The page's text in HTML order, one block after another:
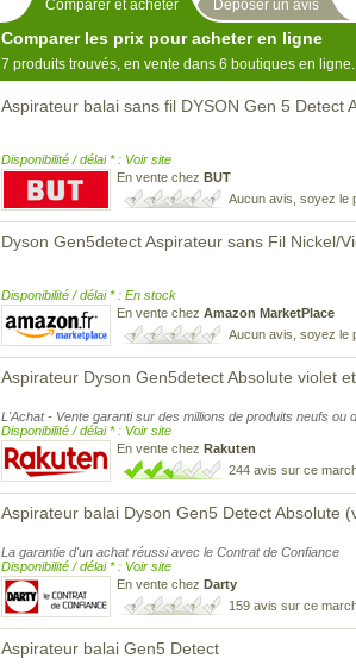
Comparer et acheter Déposer un avis
Comparer les prix pour acheter en ligne
7 produits trouvés, en vente dans 6 boutiques en ligne.
Aspirateur balai sans fil DYSON Gen 5 Detect
Disponibilité / délai * : Voir site
En vente chez BUT
Aucun avis, soyez le
Dyson Gen5detect Aspirateur sans Fil Nickel/
Disponibilité / délai * : En stock
En vente chez Amazon MarketPlace
Aucun avis, soyez le
Aspirateur Dyson Gen5detect Absolute violet
L'Achat - Vente garanti sur des millions de produits neufs ou
Disponibilité / délai * : Voir site
En vente chez Rakuten
244 avis sur ce
Aspirateur balai Dyson Gen5 Detect Absolute
La garantie d'un achat réussi avec le Contrat de Confiance
Disponibilité / délai * : Voir site
En vente chez Darty
159 avis sur ce
Aspirateur balai Gen5 Detect